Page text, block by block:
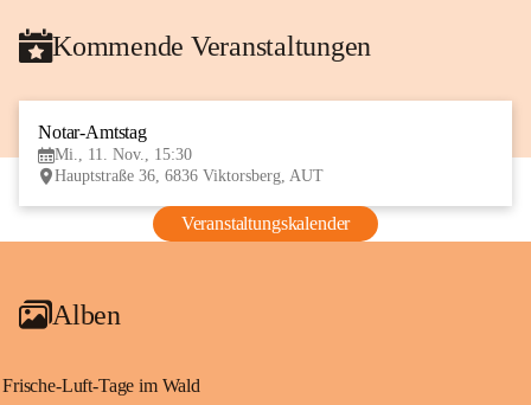
Kommende Veranstaltungen
Notar-Amtstag
Mi., 11. Nov., 15:30
Hauptstraße 36, 6836 Viktorsberg, AUT
Veranstaltungskalender
Alben
Frische-Luft-Tage im Wald